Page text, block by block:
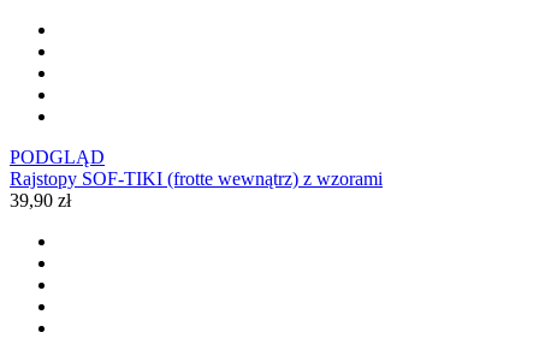
PODGLĄD
Rajstopy SOF-TIKI (frotte wewnątrz) z wzorami
39,90 zł